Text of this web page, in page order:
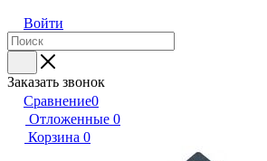
Войти
Заказать звонок
Сравнение0
Отложенные 0
Корзина 0